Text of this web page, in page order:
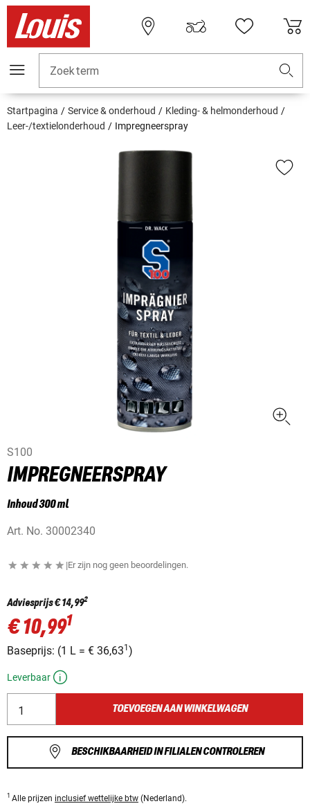
Zoekterm
Startpagina Service & onderhoud
Kleding- & helmonderhoud
Leer-/textielonderhoud
Impregneerspray
S100
IMPREGNEERSPRAY
Inhoud 300 ml
Art. No. 30002340
|Er zijn nog geen beoordelingen.
Adviesprijs€ 14,992
€ 10,991
Baseprijs: (1 L = € 36,631 )
Leverbaar
TOEVOEGEN AAN WINKELWAGEN
BESCHIKBAARHEID IN FILIALEN CONTROLEREN
1 Alle prijzen inclusief wettelijke btw (Nederland).